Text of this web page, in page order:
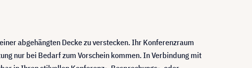
abgehängten Decke zu verstecken. Ihr Konferenzraum
nur bei Bedarf zum Vorschein kommen. In Verbindung mit